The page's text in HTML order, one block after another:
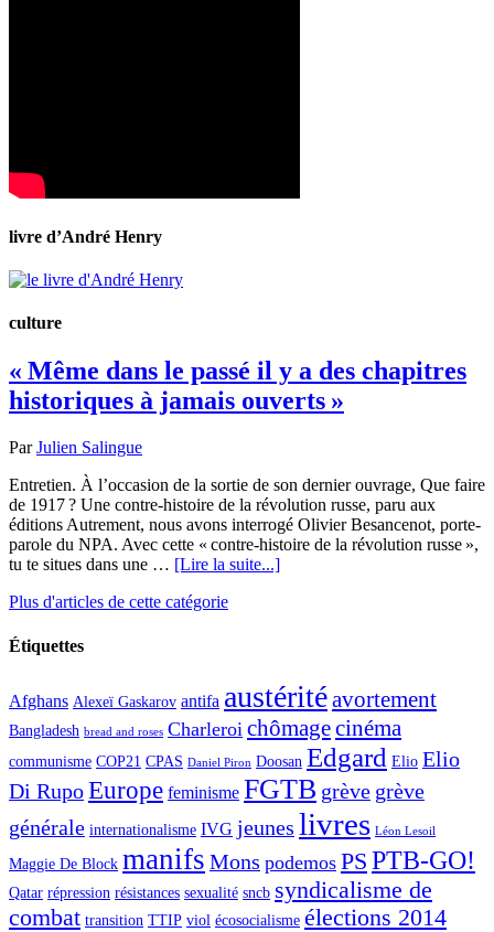
livre d’André Henry
culture
« Même dans le passé il y a des chapitres
historiques à jamais ouverts »
ParJulien Salingue
Entretien. À l’occasion de la sortie de son dernier ouvrage, Que faire
de 1917 ? Une contre-histoire de la révolution russe, paru aux
éditions Autrement, nous avons interrogé Olivier Besancenot, porte-
parole du NPA. Avec cette « contre-histoire de la révolution russe »,
tu te situes dans une … [Lire la suite...]
Plus d'articles de cette catégorie
Étiquettes
Afghans Alexeï Gaskarov antifa austéritéavortement
Bangladesh bread and roses Charleroi chômagecinéma
communisme COP21 CPAS Daniel Piron Doosan Edgard Elio Elio
Di RupoEurope feminisme FGTB grève grève
générale internationalisme IVG jeunes livres Léon Lesoil
Maggie De Block manifs Mons podemos PS PTB-GO!
Qatar répression résistances sexualité sncb syndicalisme de
combat transition TTIP viol écosocialisme élections 2014